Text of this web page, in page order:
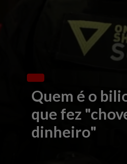
Quem é o
que fez
dinheiro"